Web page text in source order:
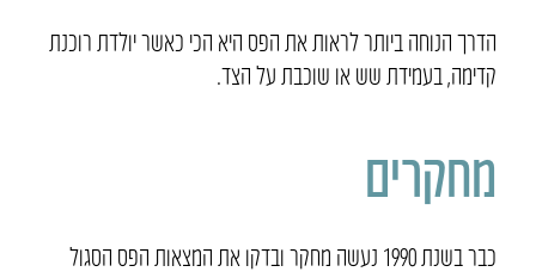
הדרך הנוחה ביותר לראות את הפס היא הכי כאשר יולדת רוכנת
קדימה, בעמידת שש או שוכבת על הצד.
מחקרים
כבר בשנת 1990 נעשה מחקר ובדקו את המצאות הפס הסגול